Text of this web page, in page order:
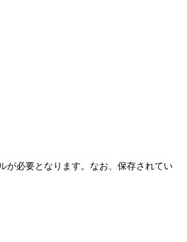
必要となります。なお、保存されてい